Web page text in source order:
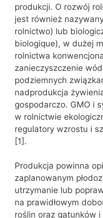
produkcji. O rozwój
jest również
rolnictwo) lub
biologique), w dużej
rolnictwa
zanieczyszczenie
podziemnych
nadprodukcja
gospodarczo. GMO i
w rolnictwie
regulatory wzrostu i
[1].
Produkcja powinna
zaplanowanym
utrzymanie lub
na prawidłowym
roślin oraz gatunków